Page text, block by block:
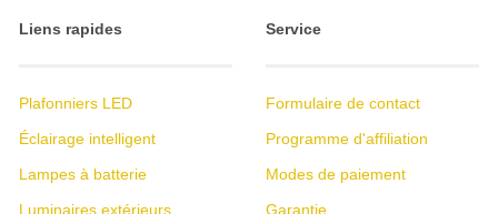
Liens rapides
Plafonniers LED
Éclairage intelligent
Lampes à batterie
Luminaires extérieurs
Service
Formulaire de contact
Programme d'affiliation
Modes de paiement
Garantie